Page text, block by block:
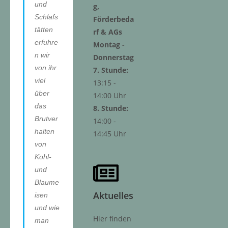
g,
Förderbeda
rf & AGs
Montag -
Donnerstag
7. Stunde:
13:15 -
14:00 Uhr
8. Stunde:
14:00 -
14:45 Uhr
Aktuelles
Hier finden
und
Schlafs
tätten
erfuhre
n wir
von ihr
viel
über
das
Brutver
halten
von
Kohl-
und
Blaume
isen
und wie
man